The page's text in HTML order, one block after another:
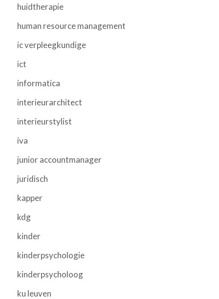
huidtherapie
human resource management
ic verpleegkundige
ict
informatica
interieurarchitect
interieurstylist
iva
junior accountmanager
juridisch
kapper
kdg
kinder
kinderpsychologie
kinderpsycholoog
ku leuven